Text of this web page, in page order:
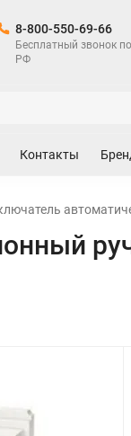
8-800-550-69-66
Бесплатный звонок по
РФ
Контакты